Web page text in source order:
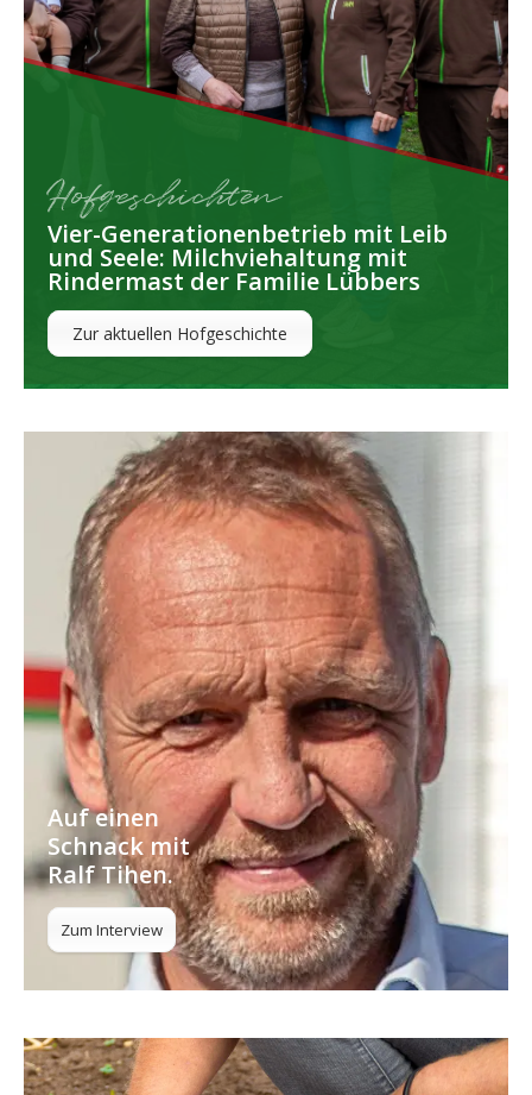
Hofgeschichten
Vier-Generationenbetrieb mit Leib
und Seele: Milchviehaltung mit
Rindermast der Familie Lübbers
Zur aktuellen Hofgeschichte
Auf einen
Schnack mit
Ralf Tihen.
Zum Interview